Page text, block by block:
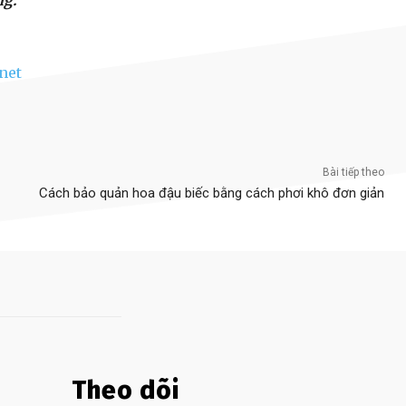
Bài tiếp theo
Cách bảo quản hoa đậu biếc bằng cách phơi khô đơn giản
Theo dõi